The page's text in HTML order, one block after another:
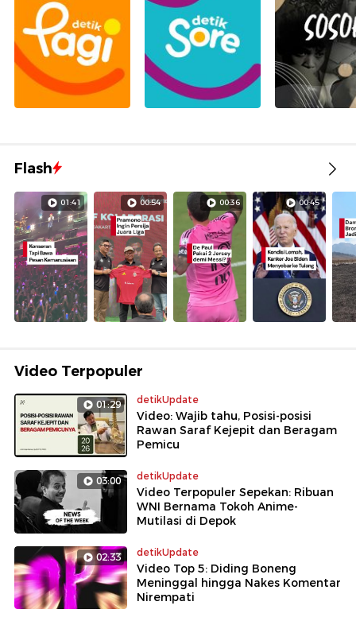
Flash
01:41 00:54 00:36 00:45
Video Terpopuler
01:29 detikUpdate
Video: Wajib tahu, Posisi-posisi
Rawan Saraf Kejepit dan Beragam
Pemicu
03:00 detikUpdate
Video Terpopuler Sepekan: Ribuan
WNI Bernama Tokoh Anime-
Mutilasi di Depok
02:33 detikUpdate
Video Top 5: Diding Boneng
Meninggal hingga Nakes Komentar
Nirempati